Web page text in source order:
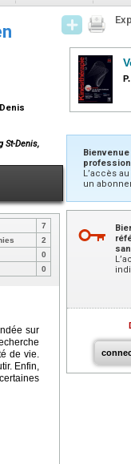
St-Denis,
7
2
0
0
sur
de vie.
Enfin,
L’accès
un